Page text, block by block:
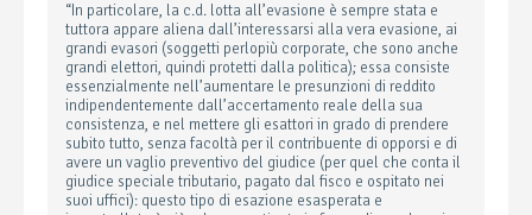
“In particolare, la c.d. lotta all’evasione è sempre stata e
tuttora appare aliena dall’interessarsi alla vera evasione, ai
grandi evasori (soggetti perlopiù corporate, che sono anche
grandi elettori, quindi protetti dalla politica); essa consiste
essenzialmente nell’aumentare le presunzioni di reddito
indipendentemente dall’accertamento reale della sua
consistenza, e nel mettere gli esattori in grado di prendere
subito tutto, senza facoltà per il contribuente di opporsi e di
avere un vaglio preventivo del giudice (per quel che conta il
giudice speciale tributario, pagato dal fisco e ospitato nei
suoi uffici): questo tipo di esazione esasperata e